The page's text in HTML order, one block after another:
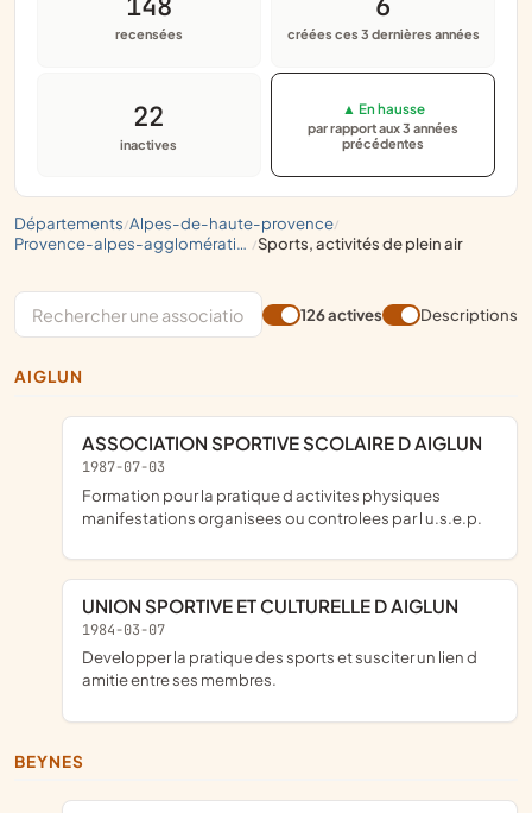
départements/ alpes-de-haute-provence/
provence-alpes-agglomération / sports, activités de plein air
recensées créées ces 3 dernières années
22
inactives
▲ En hausse
par rapport aux 3 années
précédentes
126 actives Descriptions
AIGLUN
ASSOCIATION SPORTIVE SCOLAIRE D AIGLUN
1987-07-03
formation pour la pratique d activites physiques
manifestations organisees ou controlees par l u.s.e.p.
UNION SPORTIVE ET CULTURELLE D AIGLUN
1984-03-07
developper la pratique des sports et susciter un lien d
amitie entre ses membres.
BEYNES